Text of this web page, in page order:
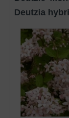
Deutzia